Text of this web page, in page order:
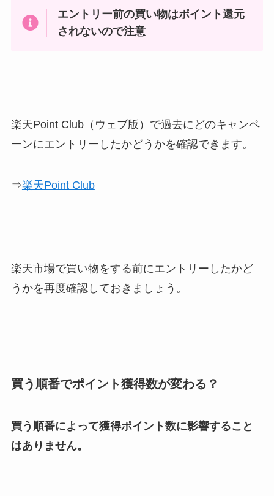
エントリー前の買い物はポイント還元
されないので注意
楽天Point Club（ウェブ版）で過去にどのキャンペ
ーンにエントリーしたかどうかを確認できます。
⇒楽天Point Club
楽天市場で買い物をする前にエントリーしたかど
うかを再度確認しておきましょう。
買う順番でポイント獲得数が変わる？
買う順番によって獲得ポイント数に影響すること
はありません。